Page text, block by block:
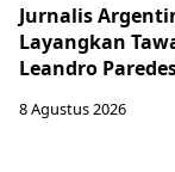
Jurnalis
Layangkan
Leandro
8 Agustus 2026